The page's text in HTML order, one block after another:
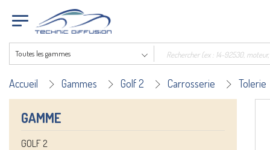
Toutes les gammes
Accueil Gammes Golf 2 Carrosserie Tolerie
GAMME
GOLF 2